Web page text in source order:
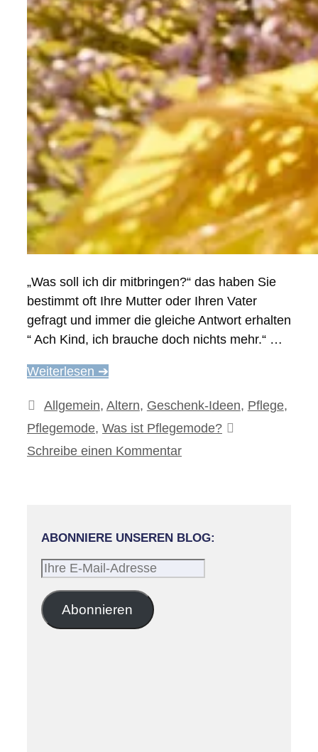
„Was soll ich dir mitbringen?“ das haben Sie
bestimmt oft Ihre Mutter oder Ihren Vater
gefragt und immer die gleiche Antwort erhalten
“ Ach Kind, ich brauche doch nichts mehr.“ …
Weiterlesen ➔
Kategorien
Allgemein, Altern, Geschenk-Ideen, Pflege,
Pflegemode, Was ist Pflegemode?
Schreibe einen Kommentar
ABONNIERE UNSEREN BLOG:
Ihre
Mail-
Adresse
Abonnieren